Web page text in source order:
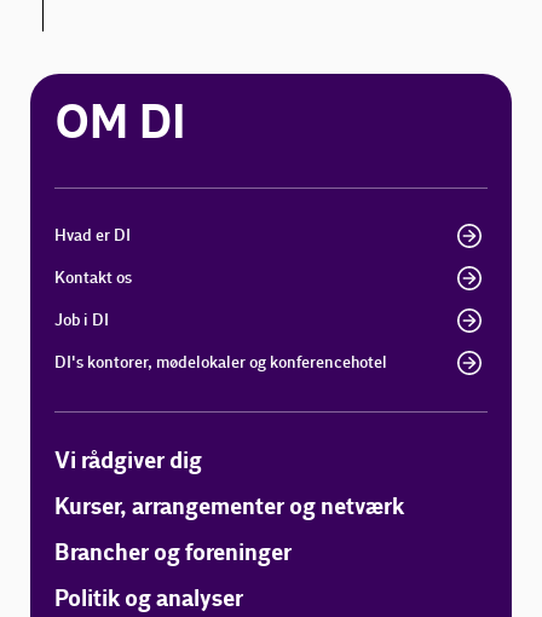
OM DI
Hvad er DI
Kontakt os
Job i DI
DI's kontorer, mødelokaler og konferencehotel
Vi rådgiver dig
Kurser, arrangementer og netværk
Brancher og foreninger
Politik og analyser